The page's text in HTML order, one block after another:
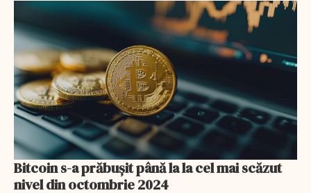
Bitcoin s-a prăbuşit până la la cel mai scăzut
nivel din octombrie 2024